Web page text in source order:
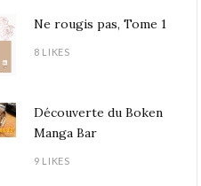
Ne rougis pas, Tome 1
8 LIKES
Découverte du Boken
Manga Bar
9 LIKES